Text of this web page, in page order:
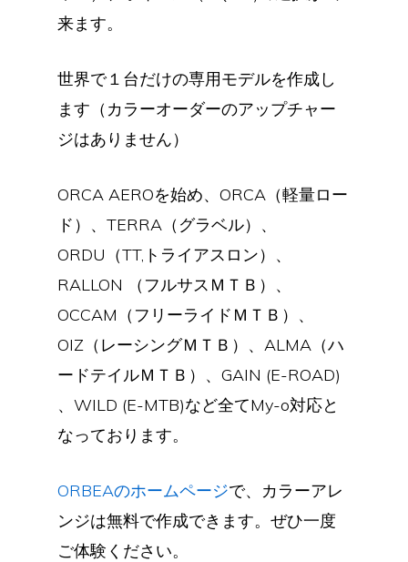
来ます。
世界で１台だけの専用モデルを作成し
ます（カラーオーダーのアップチャー
ジはありません）
ORCA AEROを始め、ORCA（軽量ロー
ド）、TERRA（グラベル）、
ORDU（TT,トライアスロン）、
RALLON （フルサスＭＴＢ）、
OCCAM（フリーライドＭＴＢ）、
OIZ（レーシングＭＴＢ）、ALMA（ハ
ードテイルＭＴＢ）、GAIN (E-ROAD)
、WILD (E-MTB)など全てMy-o対応と
なっております。
ORBEAのホームページで、カラーアレ
ンジは無料で作成できます。ぜひ一度
ご体験ください。